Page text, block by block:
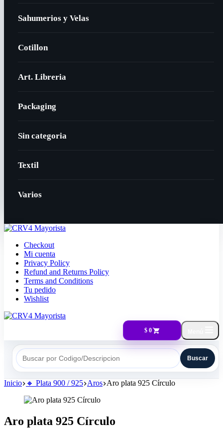
Sahumerios y Velas
Cotillon
Art. Libreria
Packaging
Sin categoria
Textil
Varios
Checkout
Mi cuenta
Privacy Policy
Refund and Returns Policy
Terms and Conditions
Tu pedido
Wishlist
$ 0
Buscar por Codigo/Descripcion Buscar
Inicio 🔸​ Plata 900 / 925 Aros Aro plata 925 Círculo
Aro plata 925 Círculo